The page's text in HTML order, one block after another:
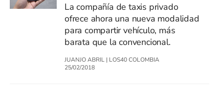
La compañía de taxis privado
ofrece ahora una nueva modalidad
para compartir vehículo, más
barata que la convencional.
JUANJO ABRIL | LOS40 COLOMBIA
25/02/2018